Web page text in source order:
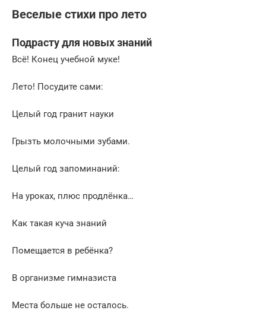
Веселые стихи про лето
Подрасту для новых знаний
Всё! Конец учебной муке!
Лето! Посудите сами:
Целый год гранит науки
Грызть молочными зубами.
Целый год запоминаний:
На уроках, плюс продлёнка…
Как такая куча знаний
Помещается в ребёнка?
В организме гимназиста
Места больше не осталось.